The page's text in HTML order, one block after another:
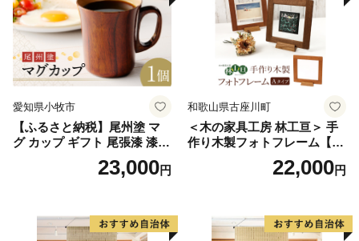
愛知県小牧市
【ふるさと納税】尾州塗 マ
グ カップ ギフト 尾張漆 漆
漆器 漆器工芸 工芸品 芸術性
実用性 抗菌性 美味しく安全
ウイルス効果 お取り寄せ 愛
知県 小牧市 送料無料
23,000円
和歌山県古座川町
＜木の家具工房 林工亘＞ 手
作り木製フォトフレーム【A
22,000円